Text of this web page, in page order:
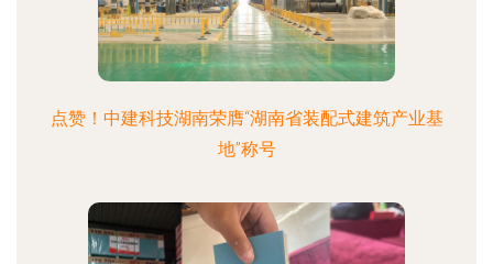
点赞！中建科技湖南荣膺“湖南省装配式建筑产业基
地”称号